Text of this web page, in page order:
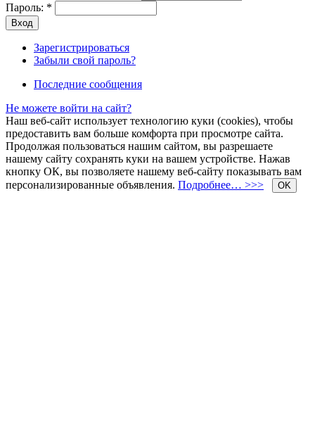
Пароль: *
Зарегистрироваться
Забыли свой пароль?
Последние сообщения
Не можете войти на сайт?
Наш веб-сайт использует технологию куки (cookies), чтобы
предоставить вам больше комфорта при просмотре сайта.
Продолжая пользоваться нашим сайтом, вы разрешаете
нашему сайту сохранять куки на вашем устройстве. Нажав
кнопку ОК, вы позволяете нашему веб-сайту показывать вам
персонализированные объявления. Подробнее… >>> OK